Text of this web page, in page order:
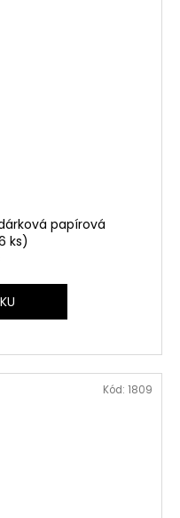
papírová
ks)
Kód: 1809